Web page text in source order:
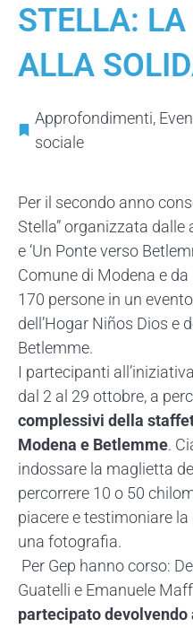
STELLA:
ALLA
Approfondimenti,
sociale
Per il secondo anno
Stella” organizzata dalle
e ‘Un Ponte verso
Comune di Modena e
170 persone in un
dell’Hogar Niños Dios e
Betlemme.
I partecipanti
dal 2 al 29 ottobre, a
complessivi della
Modena e Betlemme.
indossare la maglietta
percorrere 10 o 50
piaceree testimoniare
una fotografia.
Per Gep hanno corso:
Guatelli e Emanuele
partecipato